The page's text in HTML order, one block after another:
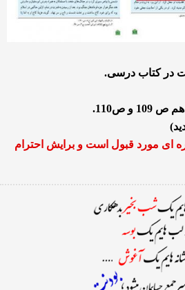
در کتاب درسی.
و ص110.
ای مورد قبول است و برایش احترام